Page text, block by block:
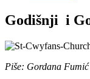
Godišnji i
Piše: Gordana Fumić